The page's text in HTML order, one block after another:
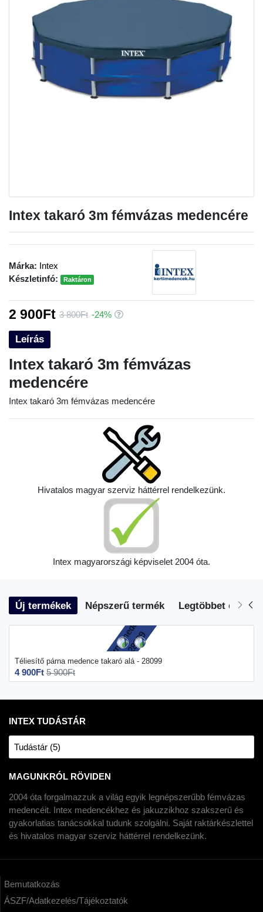
Intex takaró 3m fémvázas medencére
Leírás
Intex takaró 3m fémvázas
medencére
Intex takaró 3m fémvázas medencére
Márka: Intex
Készletinfó:
Raktáron
2 900Ft 3 800Ft -24%
Hivatalos magyar szerviz háttérrel rendelkezünk.
Intex magyarországi képviselet 2004 óta.
Új termékek Népszerű termék Legtöbbet eladott
Téliesítő párna medence takaró alá - 28099
4 900Ft 5 900Ft
INTEX TUDÁSTÁR
Tudástár (5)
MAGUNKRÓL RÖVIDEN
2004 óta forgalmazzuk a világ egyik legnépszerűbb fémvázas
medencéit. Intex medencékhez és jakuzzikhoz szakszerű és
gyakorlatias tanácsokkal tudunk szolgálni. Saját raktárkészlettel
és hivatalos magyar szerviz háttérrel rendelkezünk.
Bemutatkozás
ÁSZF/Adatkezelés/Tájékoztatók